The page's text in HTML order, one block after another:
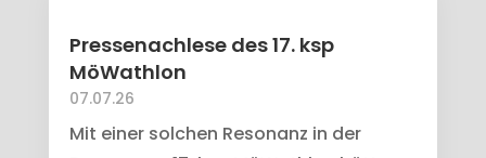
Pressenachlese des 17. ksp
MöWathlon
07.07.26
Mit einer solchen Resonanz in der